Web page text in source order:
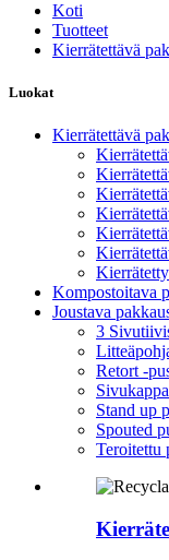
Koti
Tuotteet
Kierrätettävä
Luokat
Kierrätettävä
Kompostoitava
Joustava
3
Retort -
Stand up
Spouted
Teroitettu